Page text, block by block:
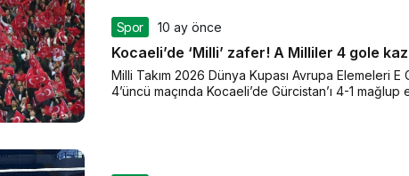
Spor 10 ay önce
Kocaeli’de ‘Milli’ zafer! A Milliler 4 gole
Milli Takım 2026 Dünya Kupası Avrupa Elemeleri E
4’üncü maçında Kocaeli’de Gürcistan’ı 4-1 mağlup